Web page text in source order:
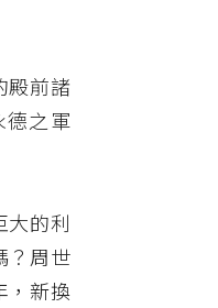
殿前諸
德之軍
大的利
？周世
，新換